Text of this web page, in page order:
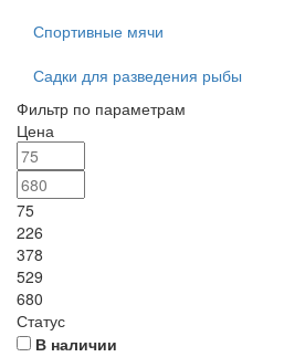
Спортивные мячи
Садки для разведения рыбы
Фильтр по параметрам
Цена
75
226
378
529
680
Статус
В наличии